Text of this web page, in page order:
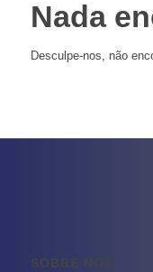
Nada
Desculpe-nos, não
SOBRE NÓS